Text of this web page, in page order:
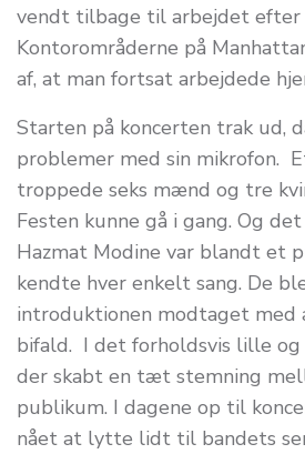
vendt tilbage til arbejdet efter
Kontorområderne på
af, at man fortsat arbejdede
Starten på koncerten trak ud,
problemer med sin mikrofon.
troppede seks mænd og tre
Festen kunne gå i gang. Og
Hazmat Modine var blandt et
kendte hver enkelt sang. De
introduktionen modtaget med
bifald. I det forholdsvis lille
der skabt en tæt stemning
publikum. I dagene op til
nået at lytte lidt til bandets